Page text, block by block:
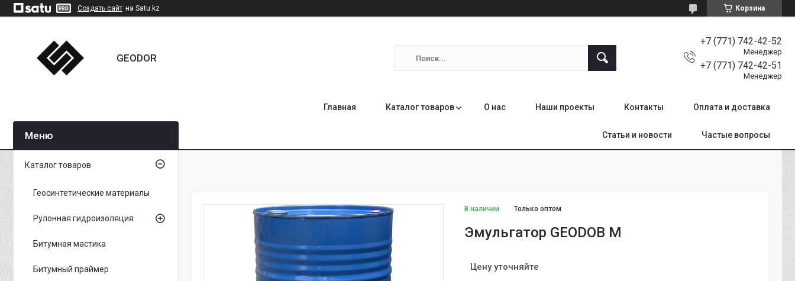
Создать сайт на Satu.kz Корзина
GEODOR
+7 (771) 742-42-52
Менеджер
+7 (771) 742-42-51
Менеджер
Главная Каталог товаров О нас Наши проекты Контакты Оплата и доставка
Статьи и новости Частые вопросы
В наличии Только оптом
Эмульгатор GEODOB M
Цену уточняйте
Каталог товаров
Геосинтетические материалы
Рулонная гидроизоляция
Битумная мастика
Битумный праймер